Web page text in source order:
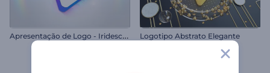
A
presentação de Logo - Iridescente Nítido Logotipo Abstrato Elegante